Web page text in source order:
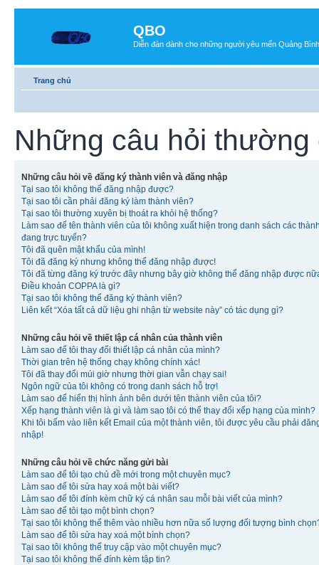
QBO
Diễn đàn dành cho những người yêu mến Quảng Bình
Trang chủ
Những câu hỏi thường
Những câu hỏi về đăng ký thành viên và đăng nhập
Tại sao tôi không thể đăng nhập được?
Tại sao tôi cần phải đăng ký làm thành viên?
Tại sao tôi thường xuyên bị thoát ra khỏi hệ thống?
Làm sao để tên thành viên của tôi không xuất hiện trong danh sách các
đang trực tuyến?
Tôi đã quên mật khẩu của mình!
Tôi đã đăng ký nhưng không thể đăng nhập được!
Tôi đã từng đăng ký trước đây nhưng bây giờ không thể đăng nhập được
Điều khoản COPPA là gì?
Tại sao tôi không thể đăng ký thành viên?
Liên kết “Xóa tất cả dữ liệu ghi nhận từ website này” có tác dụng gì?
Những câu hỏi về thiết lập cá nhân của thành viên
Làm sao để tôi thay đổi thiết lập cá nhân của mình?
Thời gian trên hệ thống chạy không chính xác!
Tôi đã thay đổi múi giờ nhưng thời gian vẫn chạy sai!
Ngôn ngữ của tôi không có trong danh sách hỗ trợ!
Làm sao để hiển thị hình ảnh bên dưới tên thành viên của tôi?
Xếp hạng thành viên là gì và làm sao tôi có thể thay đổi xếp hạng của mình?
Khi tôi bấm vào liên kết Email của một thành viên, tôi được yêu cầu phải
nhập!
Những câu hỏi về chức năng gửi bài
Làm sao để tôi tạo chủ đề mới trong một chuyên mục?
Làm sao để tôi sửa hay xoá một bài viết?
Làm sao để tôi đính kèm chữ ký cá nhân sau mỗi bài viết của mình?
Làm sao để tôi tạo một bình chọn?
Tại sao tôi không thể thêm vào nhiều hơn nữa số lượng đối tượng bình
Làm sao để tôi sửa hay xoá một bình chọn?
Tại sao tôi không thể truy cập vào một chuyên mục?
Tại sao tôi không thể đính kèm tập tin?